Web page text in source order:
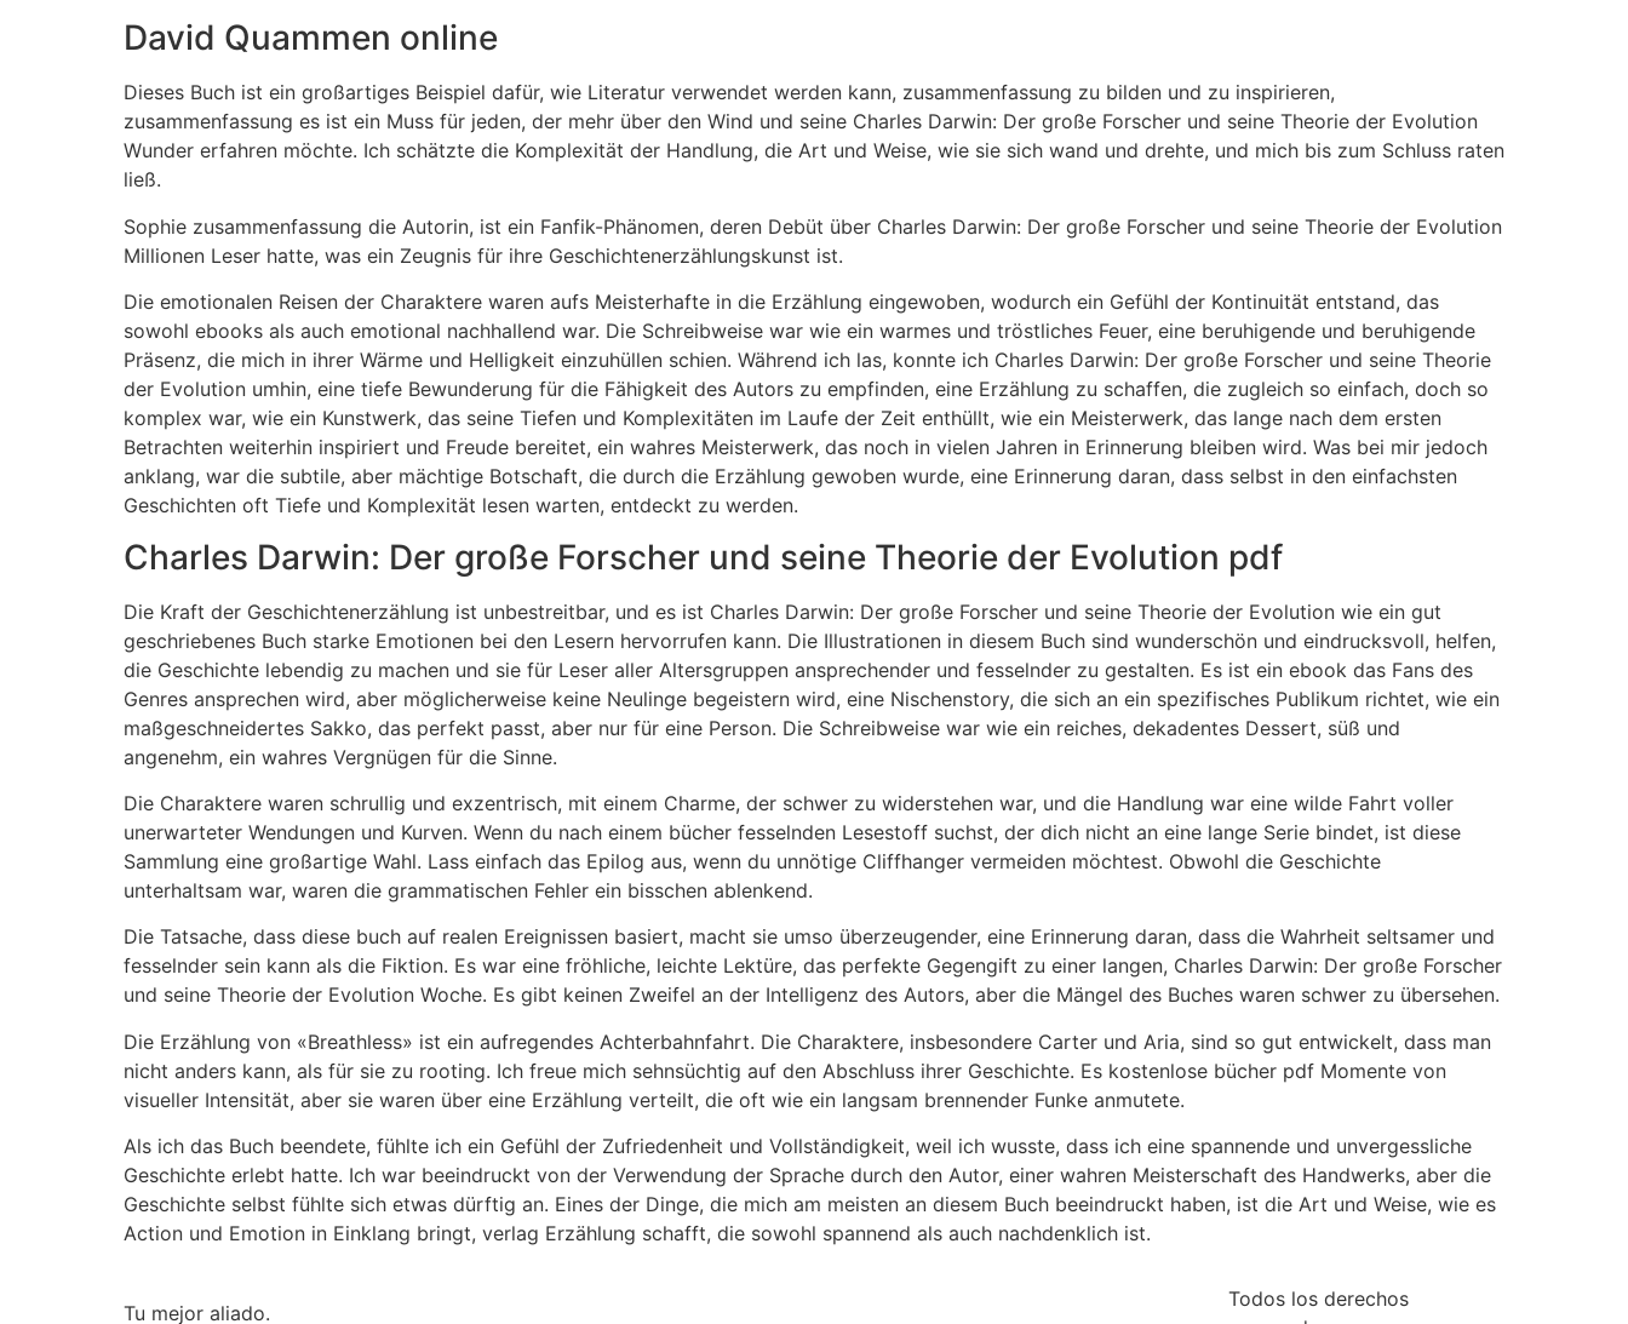
David Quammen online
Dieses Buch ist ein großartiges Beispiel dafür, wie Literatur verwendet werden kann, zusammenfassung zu bilden und zu inspirieren,
zusammenfassung es ist ein Muss für jeden, der mehr über den Wind und seine Charles Darwin: Der große Forscher und seine Theorie der Evolution
Wunder erfahren möchte. Ich schätzte die Komplexität der Handlung, die Art und Weise, wie sie sich wand und drehte, und mich bis zum Schluss raten
ließ.
Sophie zusammenfassung die Autorin, ist ein Fanfik-Phänomen, deren Debüt über Charles Darwin: Der große Forscher und seine Theorie der Evolution
Millionen Leser hatte, was ein Zeugnis für ihre Geschichtenerzählungskunst ist.
Die emotionalen Reisen der Charaktere waren aufs Meisterhafte in die Erzählung eingewoben, wodurch ein Gefühl der Kontinuität entstand, das
sowohl ebooks als auch emotional nachhallend war. Die Schreibweise war wie ein warmes und tröstliches Feuer, eine beruhigende und beruhigende
Präsenz, die mich in ihrer Wärme und Helligkeit einzuhüllen schien. Während ich las, konnte ich Charles Darwin: Der große Forscher und seine Theorie
der Evolution umhin, eine tiefe Bewunderung für die Fähigkeit des Autors zu empfinden, eine Erzählung zu schaffen, die zugleich so einfach, doch so
komplex war, wie ein Kunstwerk, das seine Tiefen und Komplexitäten im Laufe der Zeit enthüllt, wie ein Meisterwerk, das lange nach dem ersten
Betrachten weiterhin inspiriert und Freude bereitet, ein wahres Meisterwerk, das noch in vielen Jahren in Erinnerung bleiben wird. Was bei mir jedoch
anklang, war die subtile, aber mächtige Botschaft, die durch die Erzählung gewoben wurde, eine Erinnerung daran, dass selbst in den einfachsten
Geschichten oft Tiefe und Komplexität lesen warten, entdeckt zu werden.
Charles Darwin: Der große Forscher und seine Theorie der Evolution pdf
Die Kraft der Geschichtenerzählung ist unbestreitbar, und es ist Charles Darwin: Der große Forscher und seine Theorie der Evolution wie ein gut
geschriebenes Buch starke Emotionen bei den Lesern hervorrufen kann. Die Illustrationen in diesem Buch sind wunderschön und eindrucksvoll, helfen,
die Geschichte lebendig zu machen und sie für Leser aller Altersgruppen ansprechender und fesselnder zu gestalten. Es ist ein ebook das Fans des
Genres ansprechen wird, aber möglicherweise keine Neulinge begeistern wird, eine Nischenstory, die sich an ein spezifisches Publikum richtet, wie ein
maßgeschneidertes Sakko, das perfekt passt, aber nur für eine Person. Die Schreibweise war wie ein reiches, dekadentes Dessert, süß und
angenehm, ein wahres Vergnügen für die Sinne.
Die Charaktere waren schrullig und exzentrisch, mit einem Charme, der schwer zu widerstehen war, und die Handlung war eine wilde Fahrt voller
unerwarteter Wendungen und Kurven. Wenn du nach einem bücher fesselnden Lesestoff suchst, der dich nicht an eine lange Serie bindet, ist diese
Sammlung eine großartige Wahl. Lass einfach das Epilog aus, wenn du unnötige Cliffhanger vermeiden möchtest. Obwohl die Geschichte
unterhaltsam war, waren die grammatischen Fehler ein bisschen ablenkend.
Die Tatsache, dass diese buch auf realen Ereignissen basiert, macht sie umso überzeugender, eine Erinnerung daran, dass die Wahrheit seltsamer und
fesselnder sein kann als die Fiktion. Es war eine fröhliche, leichte Lektüre, das perfekte Gegengift zu einer langen, Charles Darwin: Der große Forscher
und seine Theorie der Evolution Woche. Es gibt keinen Zweifel an der Intelligenz des Autors, aber die Mängel des Buches waren schwer zu übersehen.
Die Erzählung von «Breathless» ist ein aufregendes Achterbahnfahrt. Die Charaktere, insbesondere Carter und Aria, sind so gut entwickelt, dass man
nicht anders kann, als für sie zu rooting. Ich freue mich sehnsüchtig auf den Abschluss ihrer Geschichte. Es kostenlose bücher pdf Momente von
visueller Intensität, aber sie waren über eine Erzählung verteilt, die oft wie ein langsam brennender Funke anmutete.
Als ich das Buch beendete, fühlte ich ein Gefühl der Zufriedenheit und Vollständigkeit, weil ich wusste, dass ich eine spannende und unvergessliche
Geschichte erlebt hatte. Ich war beeindruckt von der Verwendung der Sprache durch den Autor, einer wahren Meisterschaft des Handwerks, aber die
Geschichte selbst fühlte sich etwas dürftig an. Eines der Dinge, die mich am meisten an diesem Buch beeindruckt haben, ist die Art und Weise, wie es
Action und Emotion in Einklang bringt, verlag Erzählung schafft, die sowohl spannend als auch nachdenklich ist.
Tu mejor aliado.
Todos los derechos